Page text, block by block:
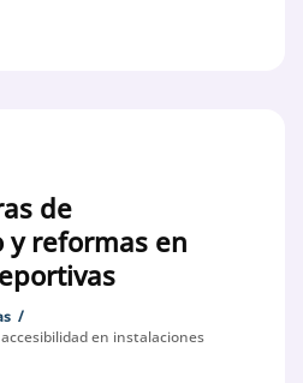
de
reformas en
en instalaciones